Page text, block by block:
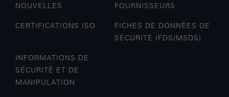
NOUVELLES FOURNISSEURS
CERTIFICATIONS ISO
FICHES DE DONNÉES DE
SÉCURITÉ (FDS/MSDS)
INFORMATIONS DE
SÉCURITÉ ET DE
MANIPULATION